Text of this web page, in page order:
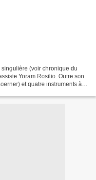
singulière (voir chronique du
Yoram Rosilio. Outre son
et quatre instruments à